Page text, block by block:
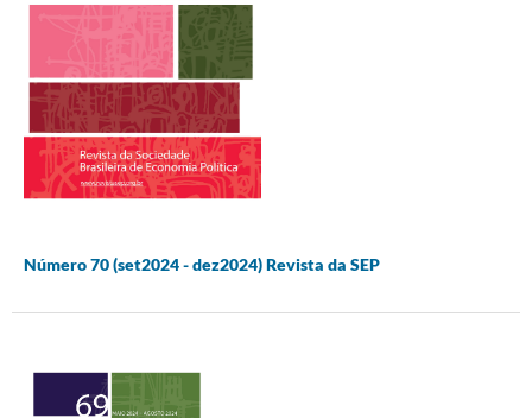
Número 70 (set2024 - dez2024) Revista da SEP